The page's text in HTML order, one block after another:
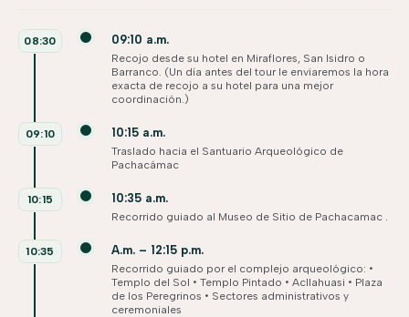
08:30 09:10 a.m.
Recojo desde su hotel en Miraflores, San Isidro o
Barranco. (Un día antes del tour le enviaremos la hora
exacta de recojo a su hotel para una mejor
coordinación.)
09:10 10:15 a.m.
Traslado hacia el Santuario Arqueológico de
Pachacámac
10:15 10:35 a.m.
Recorrido guiado al Museo de Sitio de Pachacamac .
10:35 A.m. – 12:15 p.m.
Recorrido guiado por el complejo arqueológico: •
Templo del Sol • Templo Pintado • Acllahuasi • Plaza
de los Peregrinos • Sectores administrativos y
ceremoniales